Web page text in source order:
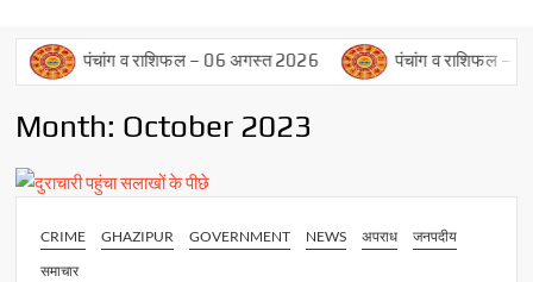
पंचांग व राशिफल – 06 अगस्त 2026 पंचांग व राशिफल – 05 अगस्त
Month: October 2023
CRIME GHAZIPUR GOVERNMENT NEWS अपराध
जनपदीय
समाचार